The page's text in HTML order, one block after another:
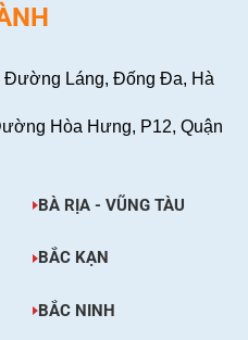
Đường Láng, Đống Đa, Hà
Hòa Hưng, P12, Quận
BÀ RỊA - VŨNG TÀU
BẮC KẠN
BẮC NINH